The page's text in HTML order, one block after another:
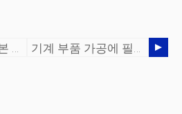
원통형 연삭의 기본 원리는 무엇입니까? 기계 부품 가공에 필요한 일부 측정 도구